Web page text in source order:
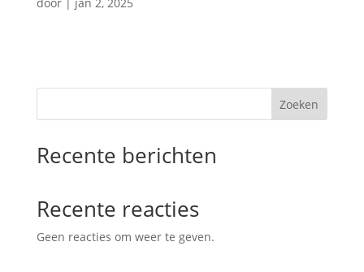
Zoeken
Recente berichten
Recente reacties
Geen reacties om weer te geven.